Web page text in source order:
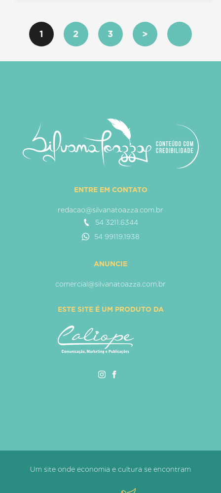
1 2 3 >
ENTRE EM CONTATO
redacao@silvanatoazza.com.br
54 3211.6344
54 99119.1938
ANUNCIE
comercial@silvanatoazza.com.br
ESTE SITE É UM PRODUTO DA
Um site onde economia e cultura se encontram